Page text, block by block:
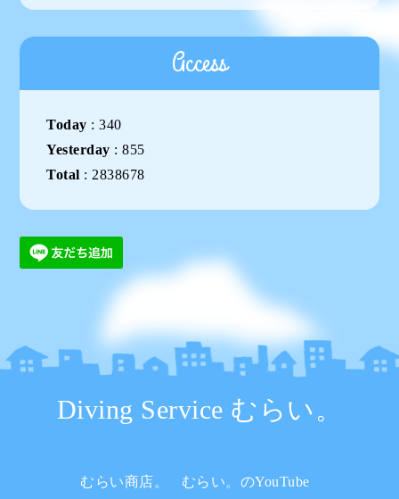
Access
Today :340
Yesterday :855
Total : 2838678
Diving Service むらい。
むらい商店。 むらい。のYouTube